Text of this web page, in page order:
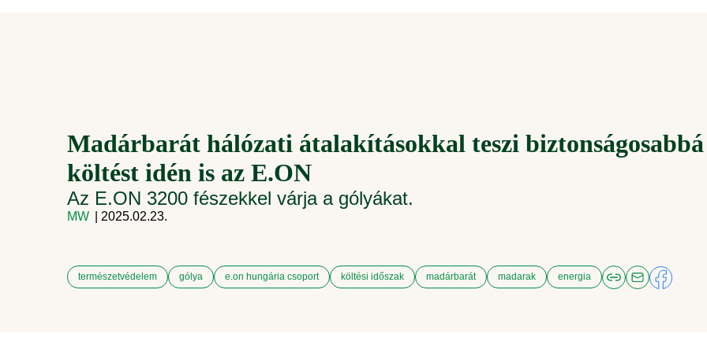
Madárbarát hálózati átalakításokkal teszi
költést idén is az E.ON
Az E.ON 3200 fészekkel várja a gólyákat.
MW | 2025.02.23.
természetvédelem gólya e.on hungária csoport költési időszak madárbarát madarak energia